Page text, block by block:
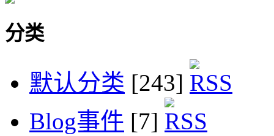
分类
默认分类 [243]
Blog事件 [7]